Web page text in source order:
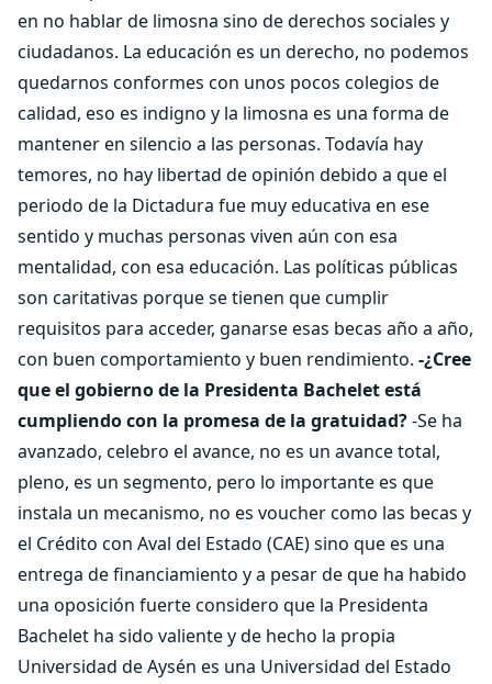
en no hablar de limosna sino de derechos sociales y
ciudadanos. La educación es un derecho, no podemos
quedarnos conformes con unos pocos colegios de
calidad, eso es indigno y la limosna es una forma de
mantener en silencio a las personas. Todavía hay
temores, no hay libertad de opinión debido a que el
periodo de la Dictadura fue muy educativa en ese
sentido y muchas personas viven aún con esa
mentalidad, con esa educación. Las políticas públicas
son caritativas porque se tienen que cumplir
requisitos para acceder, ganarse esas becas año a año,
con buen comportamiento y buen rendimiento. -¿Cree
que el gobierno de la Presidenta Bachelet está
cumpliendo con la promesa de la gratuidad?-Se ha
avanzado, celebro el avance, no es un avance total,
pleno, es un segmento, pero lo importante es que
instala un mecanismo, no es voucher como las becas y
el Crédito con Aval del Estado (CAE) sino que es una
entrega de financiamiento y a pesar de que ha habido
una oposición fuerte considero que la Presidenta
Bachelet ha sido valiente y de hecho la propia
Universidad de Aysén es una Universidad del Estado